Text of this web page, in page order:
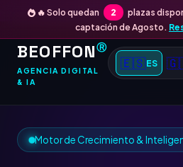
🔥 Solo quedan 2
plazas
captación de Agosto.
BEOFFONⓇ
AGENCIA DIGITAL
& IA
🇪🇸ES
Motor de Crecimiento &